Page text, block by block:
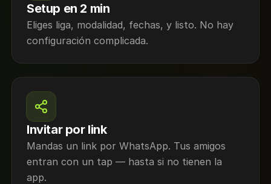
Setup en 2 min
Eliges liga, modalidad, fechas, y listo. No hay
configuración complicada.
Invitar por link
Mandas un link por WhatsApp. Tus amigos
entran con un tap — hasta si no tienen la
app.